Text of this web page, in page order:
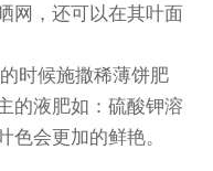
网，还可以在其叶面
时候施撒稀薄饼肥
的液肥如：硫酸钾溶
色会更加的鲜艳。